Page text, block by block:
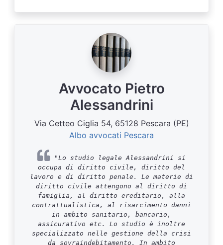
Avvocato Pietro
Alessandrini
Via Cetteo Ciglia 54, 65128 Pescara (PE)
Albo avvocati Pescara
"Lo studio legale Alessandrini si
occupa di diritto civile, diritto del
lavoro e di diritto penale. Le materie di
diritto civile attengono al diritto di
famiglia, al diritto ereditario, alla
contrattualistica, al risarcimento danni
in ambito sanitario, bancario,
assicurativo etc. Lo studio è inoltre
specializzato nelle gestione della crisi
da sovraindebitamento. In ambito